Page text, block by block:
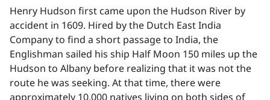
Henry Hudson first came upon the Hudson River by
accident in 1609. Hired by the Dutch East India
Company to find a short passage to India, the
Englishman sailed his ship Half Moon 150 miles up the
Hudson to Albany before realizing that it was not the
route he was seeking. At that time, there were
approximately 10,000 natives living on both sides of